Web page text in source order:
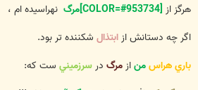
ت
هرگز از [COLOR=#953734]مرگ
نهراسيده ام ،
اگر چه دستانش ازابتذال شكننده تر بود.
باري هراسمنازمرگ درسرزميني ست كه: